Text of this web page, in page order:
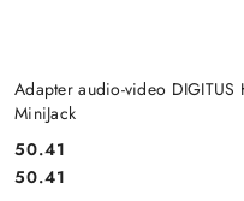
Adapter audio-video
MiniJack
Cena:
50.41
Cena:
50.41